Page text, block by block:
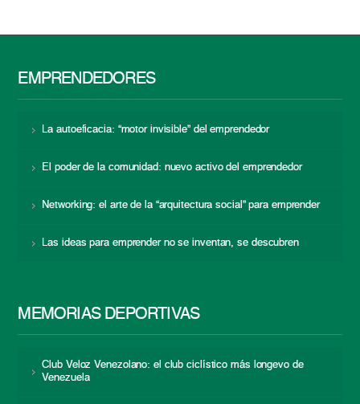
EMPRENDEDORES
La autoeficacia: “motor invisible” del emprendedor
El poder de la comunidad: nuevo activo del emprendedor
Networking: el arte de la “arquitectura social” para emprender
Las ideas para emprender no se inventan, se descubren
MEMORIAS DEPORTIVAS
Club Veloz Venezolano: el club ciclístico más longevo de
Venezuela